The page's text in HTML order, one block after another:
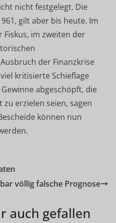
nicht festgelegt. Die
gilt aber bis heute. Im
im zweiten der
der Finanzkrise
kritisierte Schieflage
abgeschöpft, die
erzielen seien, sagen
können nun
völlig falsche Prognose
auch gefallen